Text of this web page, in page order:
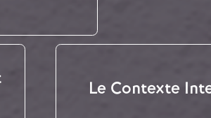
Le Contexte